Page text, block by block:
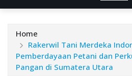
Home
Rakerwil Tani Merdeka
Pemberdayaan Petani dan
Pangan di Sumatera Utara